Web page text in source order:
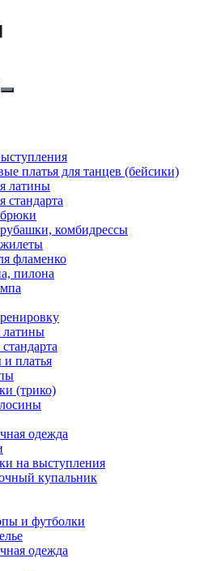
платья для танцев (бейсики)
латины
стандарта
комбидрессы
фламенко
пилона
платья
(трико)
одежда
на выступления
купальник
и футболки
одежда